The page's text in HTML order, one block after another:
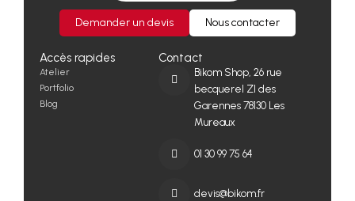
Demander un devis Nous contacter
Accès rapides
Atelier
Portfolio
Blog
Contact
Bikom Shop, 26 rue
becquerel ZI des
Garennes 78130 Les
Mureaux
01 30 99 75 64
devis@bikom.fr